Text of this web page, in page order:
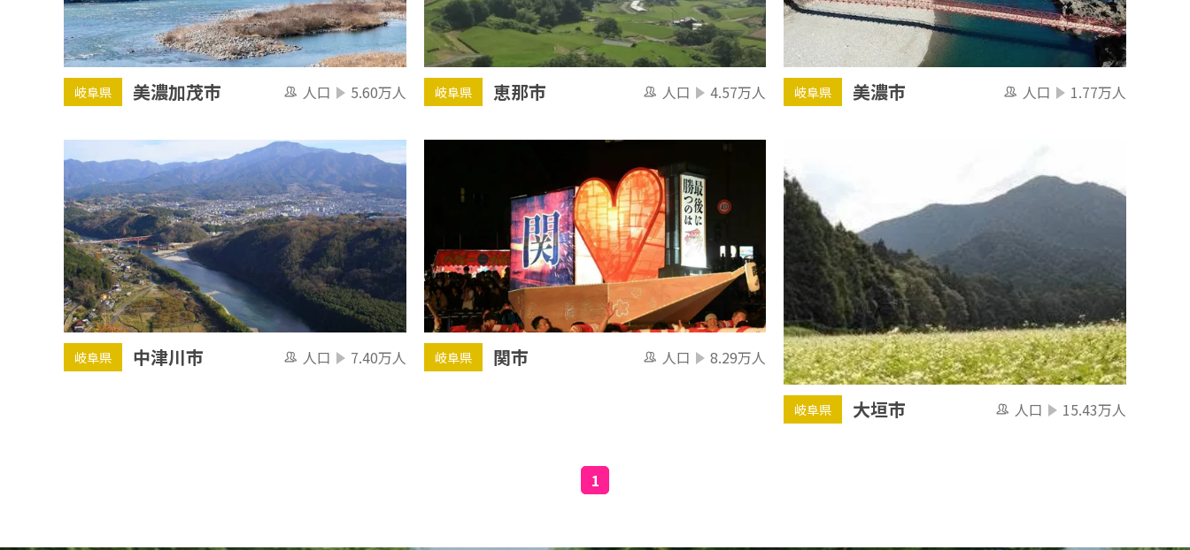
岐阜県 美濃加茂市 人口 5.60万人 岐阜県 恵那市 人口 4.57万人 岐阜県 美濃市 人口 1.77万人
岐阜県 中津川市 人口 7.40万人 岐阜県 関市 人口 8.29万人
岐阜県 大垣市 人口 15.43万人
1